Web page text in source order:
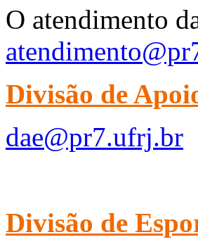
O atendimento
Divisão de
dae@pr7.ufrj.br
Divisão de